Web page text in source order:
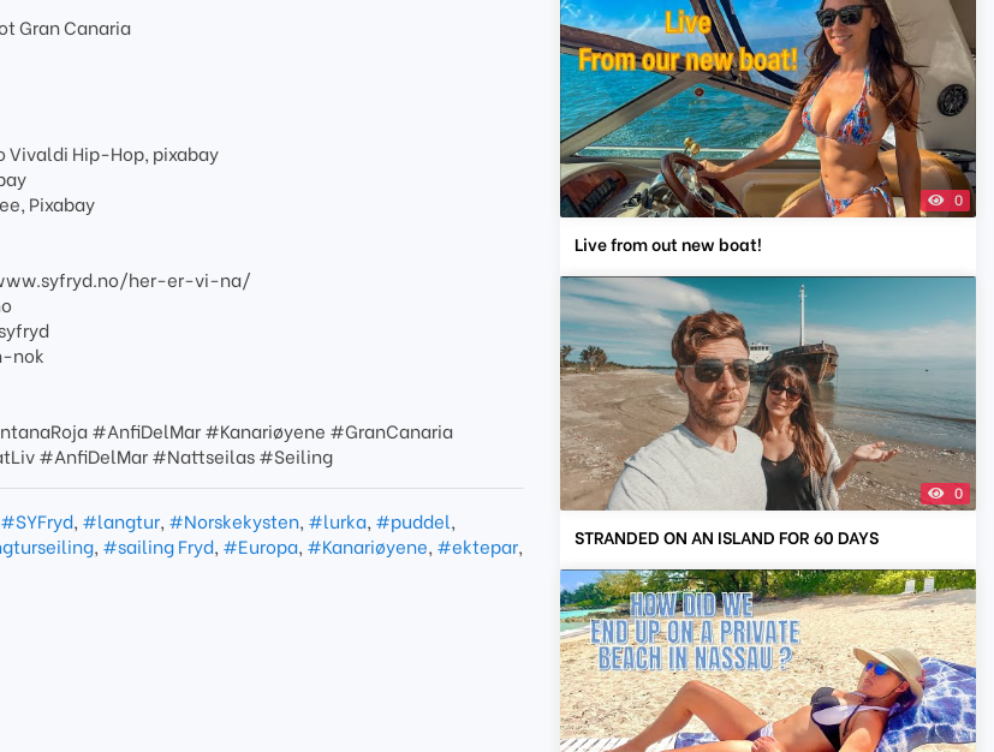
Gran Canaria
Vivaldi Hip-Hop, pixabay
Pixabay
her-er-vi-na/
nok
#AnfiDelMar #Kanariøyene #GranCanaria
#AnfiDelMar #Nattseilas #Seiling
#SYFryd, #langtur, #Norskekysten, #lurka, #puddel,
, #sailing Fryd, #Europa, #Kanariøyene, #ektepar,
0
Live from out new boat!
0
STRANDED ON AN ISLAND FOR 60 DAYS